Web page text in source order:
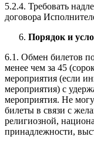
5.2.4. Требовать
договора
Порядок и
6.1. Обмен билетов
менее чем за 45
мероприятия (если
мероприятия) с
мероприятия. Не
билеты в связи с
религиозной,
принадлежности,